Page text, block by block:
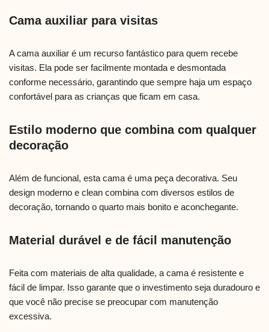
Cama auxiliar para visitas
A cama auxiliar é um recurso fantástico para quem recebe
visitas. Ela pode ser facilmente montada e desmontada
conforme necessário, garantindo que sempre haja um espaço
confortável para as crianças que ficam em casa.
Estilo moderno que combina com qualquer
decoração
Além de funcional, esta cama é uma peça decorativa. Seu
design moderno e clean combina com diversos estilos de
decoração, tornando o quarto mais bonito e aconchegante.
Material durável e de fácil manutenção
Feita com materiais de alta qualidade, a cama é resistente e
fácil de limpar. Isso garante que o investimento seja duradouro e
que você não precise se preocupar com manutenção
excessiva.